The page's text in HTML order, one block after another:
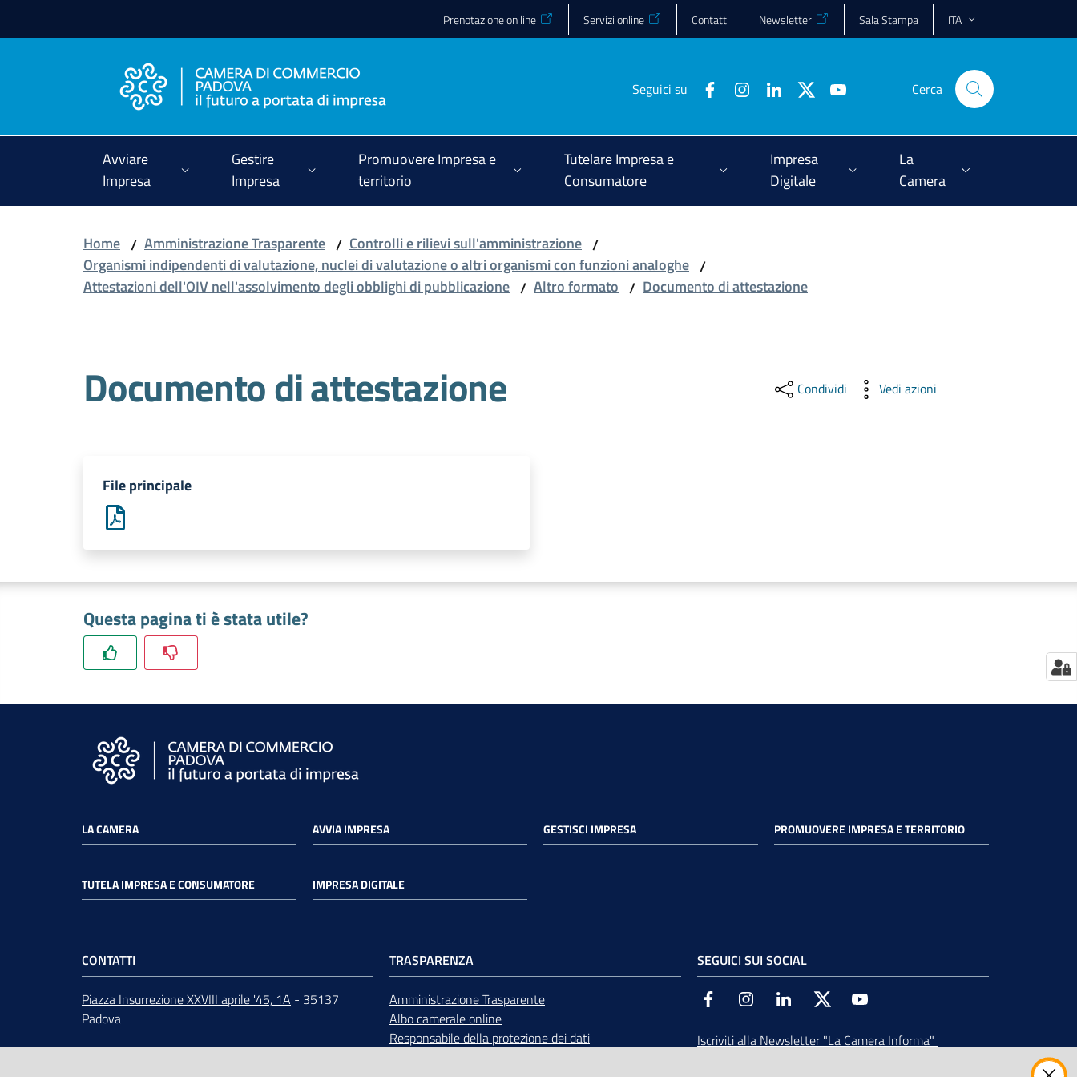
Prenotazione on line Servizi online Contatti Newsletter Sala Stampa ITA
Seguici su Cerca
Avviare
Impresa
Gestire
Impresa
Promuovere Impresa e
territorio
Tutelare Impresa e
Consumatore
Impresa
Digitale
La
Camera
Home / Amministrazione Trasparente / Controlli e rilievi sull'amministrazione /
Organismi indipendenti di valutazione, nuclei di valutazione o altri organismi con funzioni analoghe /
Attestazioni dell'OIV nell'assolvimento degli obblighi di pubblicazione / Altro formato / Documento di attestazione
Documento di attestazione Condividi Vedi azioni
File principale
Questa pagina ti è stata utile?
LA CAMERA AVVIA IMPRESA GESTISCI IMPRESA PROMUOVERE IMPRESA E TERRITORIO
TUTELA IMPRESA E CONSUMATORE IMPRESA DIGITALE
CONTATTI
Piazza Insurrezione XXVIII aprile '45, 1A - 35137
Padova
ORARIdal lunedì al venerdì 9:00 - 12:30
TRASPARENZA
Amministrazione Trasparente
Albo camerale online
Responsabile della protezione dei dati
SEGUICI SUI SOCIAL
Facebook InstagramLinkedin Twitter
Iscriviti alla Newsletter "La Camera Informa"